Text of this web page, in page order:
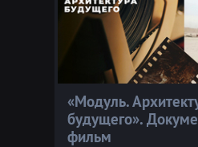
«Модуль.
будущего».
фильм